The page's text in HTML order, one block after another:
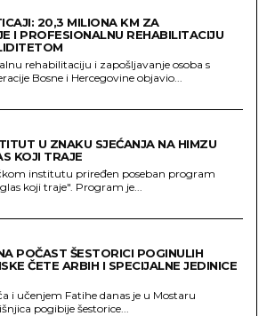
20,3 MILIONA KM ZA
I PROFESIONALNU REHABILITACIJU
rehabilitaciju i zapošljavanje osoba s
Bosne i Hercegovine objavio...
U ZNAKU SJEĆANJA NA HIMZU
KOJI TRAJE
institutu priređen poseban program
koji traje". Program je...
POČAST ŠESTORICI POGINULIH
ČETE ARBIH I SPECIJALNE JEDINICE
i učenjem Fatihe danas je u Mostaru
pogibije šestorice...